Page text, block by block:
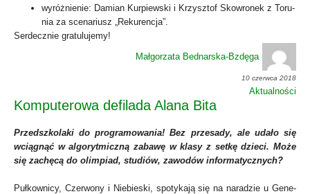
wyróż­nie­nie: Damian Kur­piew­ski i Krzysz­tof Skow­ro­nek z Toru­
nia za sce­na­riusz „Reku­ren­cja”.
Ser­decz­nie gra­tu­lu­je­my!
Małgorzata Bednarska-Bzdęga
10 czerwca 2018
Aktualności
Komputerowa defilada Alana Bita
Przed­szko­la­ki do pro­gra­mo­wa­nia! Bez prze­sa­dy, ale uda­ło się
wcią­gnąć w algo­ryt­micz­ną zaba­wę w kla­sy z set­kę dzie­ci. Może
się zachę­cą do olim­piad, stu­diów, zawo­dów infor­ma­tycz­nych?
Puł­kow­ni­cy, Czer­wo­ny i Nie­bie­ski, spo­ty­ka­ją się na nara­dzie u Gene­